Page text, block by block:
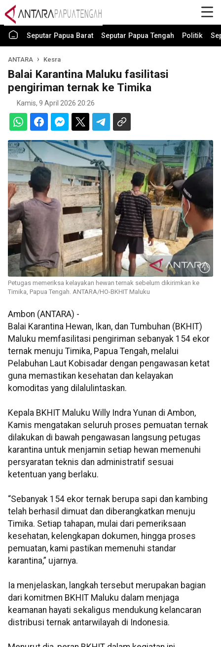
Seputar Papua Barat Seputar Papua Tengah Politik
ANTARA Kesra
Balai Karantina Maluku fasilitasi
pengiriman ternak ke Timika
Kamis, 9 April 2026 20:26
Petugas memeriksa kelayakan hewan ternak sebelum dikirimkan ke
Timika, Papua Tengah. ANTARA/HO-BKHIT Maluku
Ambon (ANTARA) -
Balai Karantina Hewan, Ikan, dan Tumbuhan (BKHIT)
Maluku memfasilitasi pengiriman sebanyak 154 ekor
ternak menuju Timika, Papua Tengah, melalui
Pelabuhan Laut Kobisadar dengan pengawasan ketat
guna memastikan kesehatan dan kelayakan
komoditas yang dilalulintaskan.
Kepala BKHIT Maluku Willy Indra Yunan di Ambon,
Kamis mengatakan seluruh proses pemuatan ternak
dilakukan di bawah pengawasan langsung petugas
karantina untuk menjamin setiap hewan memenuhi
persyaratan teknis dan administratif sesuai
ketentuan yang berlaku.
“Sebanyak 154 ekor ternak berupa sapi dan kambing
telah berhasil dimuat dan diberangkatkan menuju
Timika. Setiap tahapan, mulai dari pemeriksaan
kesehatan, kelengkapan dokumen, hingga proses
pemuatan, kami pastikan memenuhi standar
karantina,” ujarnya.
Ia menjelaskan, langkah tersebut merupakan bagian
dari komitmen BKHIT Maluku dalam menjaga
keamanan hayati sekaligus mendukung kelancaran
distribusi ternak antarwilayah di Indonesia.